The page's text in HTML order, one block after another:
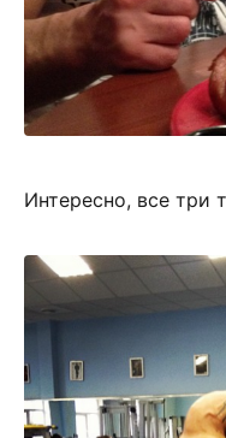
Интересно, все три